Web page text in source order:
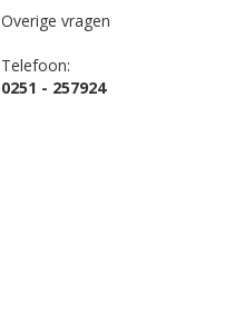
Overige vragen
Telefoon:
0251 - 257924